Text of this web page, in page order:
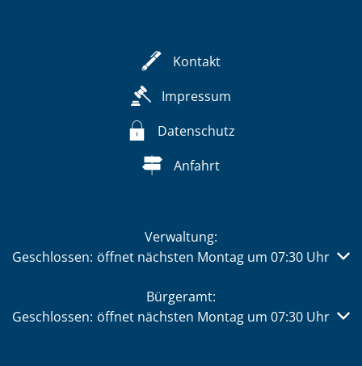
Kontakt
Impressum
Datenschutz
Anfahrt
Verwaltung:
Klicken, um weitere Öffnungs- oder Schließzeiten
Geschlossen: öffnet nächsten Montag um 07:30 Uhr
Bürgeramt:
Klicken, um weitere Öffnungs- oder Schließzeiten
Geschlossen: öffnet nächsten Montag um 07:30 Uhr